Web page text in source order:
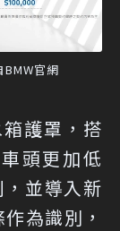
官網
護罩，搭
頭更加低
並導入新
為識別，